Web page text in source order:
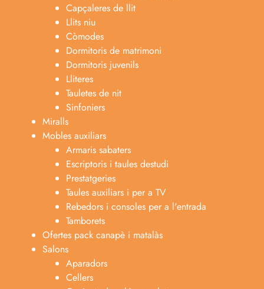
Capçaleres de llit
Llits niu
Còmodes
Dormitoris de matrimoni
Dormitoris juvenils
Lliteres
Tauletes de nit
Sinfoniers
Miralls
Mobles auxiliars
Armaris sabaters
Escriptoris i taules destudi
Prestatgeries
Taules auxiliars i per a TV
Rebedors i consoles per a l'entrada
Tamborets
Ofertes pack canapè i matalàs
Salons
Aparadors
Cellers